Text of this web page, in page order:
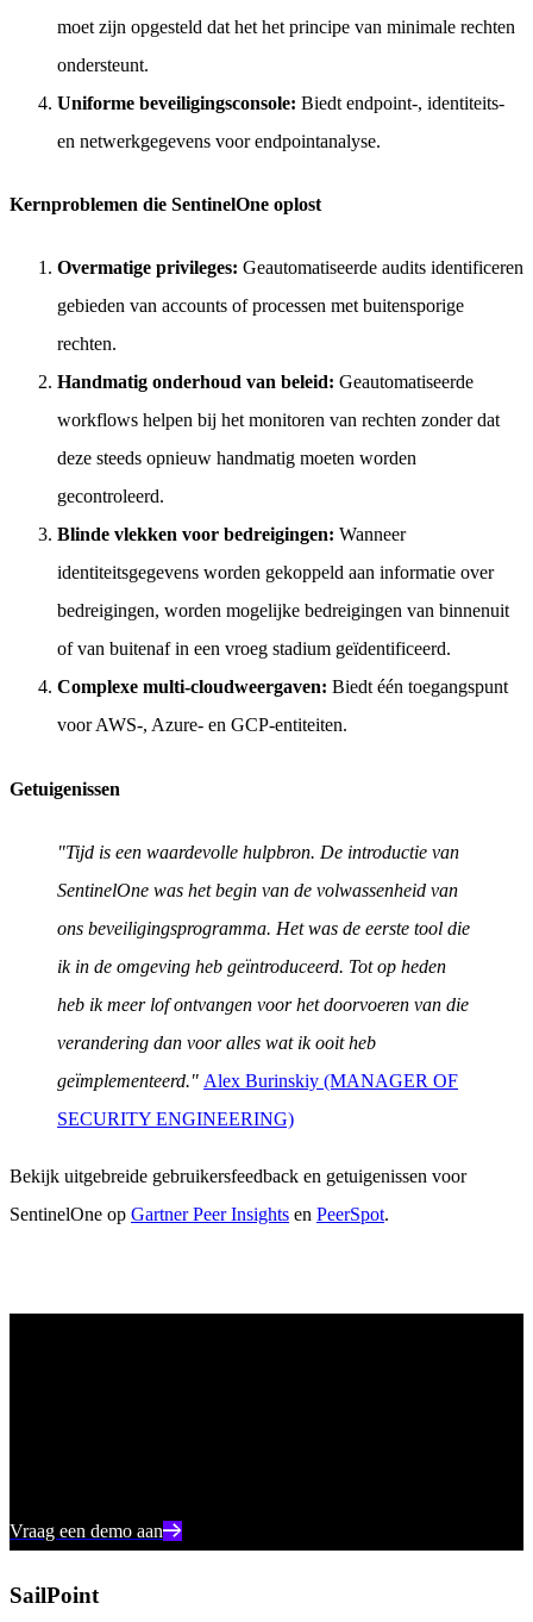
moet zijn opgesteld dat het het principe van minimale rechten
ondersteunt.
Uniforme beveiligingsconsole: Biedt endpoint-, identiteits-
en netwerkgegevens voor endpointanalyse.
Kernproblemen die SentinelOne oplost
Overmatige privileges: Geautomatiseerde audits identificeren
gebieden van accounts of processen met buitensporige
rechten.
Handmatig onderhoud van beleid: Geautomatiseerde
workflows helpen bij het monitoren van rechten zonder dat
deze steeds opnieuw handmatig moeten worden
gecontroleerd.
Blinde vlekken voor bedreigingen: Wanneer
identiteitsgegevens worden gekoppeld aan informatie over
bedreigingen, worden mogelijke bedreigingen van binnenuit
of van buitenaf in een vroeg stadium geïdentificeerd.
Complexe multi-cloudweergaven: Biedt één toegangspunt
voor AWS-, Azure- en GCP-entiteiten.
Getuigenissen
"Tijd is een waardevolle hulpbron. De introductie van
SentinelOne was het begin van de volwassenheid van
ons beveiligingsprogramma. Het was de eerste tool die
ik in de omgeving heb geïntroduceerd. Tot op heden
heb ik meer lof ontvangen voor het doorvoeren van die
verandering dan voor alles wat ik ooit heb
geïmplementeerd." Alex Burinskiy (MANAGER OF
SECURITY ENGINEERING)
Bekijk uitgebreide gebruikersfeedback en getuigenissen voor
SentinelOne op Gartner Peer Insights en PeerSpot.
Vraag een demo aan
SailPoint